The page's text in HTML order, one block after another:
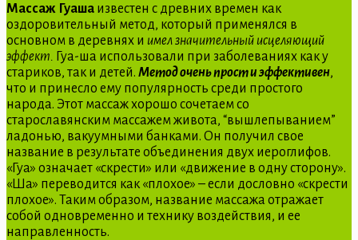
Массаж Гуаша известен с древних времен как
оздоровительный метод, который применялся в
основном в деревнях и имел значительный исцеляющий
эффект.
Гуа-ша использовали при заболеваниях как у
стариков, так и детей. Метод очень прост и эффективен,
что и принесло ему популярность среди простого
народа. Этот массаж хорошо сочетаем со
старославянским массажем живота, “вышлепыванием”
ладонью, вакуумными банками. Он получил свое
название в результате объединения двух иероглифов.
«Гуа» означает «скрести» или «движение в одну сторону».
«Ша» переводится как «плохое» – если дословно «скрести
плохое». Таким образом, название массажа отражает
собой одновременно и технику воздействия, и ее
направленность.